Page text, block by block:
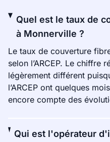
Quel est le taux de
à Monnerville ?
Le taux de couverture
selon l’ARCEP. Le chiffre
légèrement différent
l’ARCEP ont quelques
encore compte des
Qui est l'opérateur